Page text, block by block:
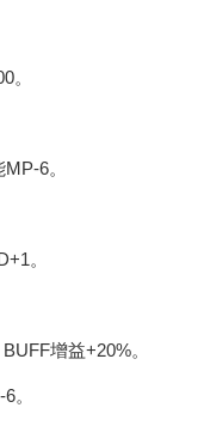
。
6。
。
增益+20%。
。